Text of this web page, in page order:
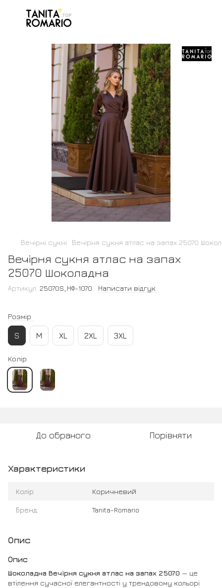
Вечірні сукні Вечірня сукня атлас на запах 25070
Вечірня сукня атлас на запах
25070 Шоколадна
Артикул: 25070S_НФ-1070 Написати відгук
Розмір
S M XL 2XL 3XL
Колір
До обраного Порівняти
Характеристики
Колір Коричневий
Бренд Tanita-Romario
Опис
Опис
Шоколадна Вечірня сукня атлас на запах 25070 — це
втілення сучасної елегантності у трендовому кольорі